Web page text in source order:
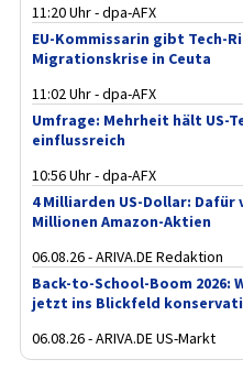
11:20 Uhr - dpa-AFX
EU-Kommissarin gibt Tech-
Migrationskrise in Ceuta
11:02 Uhr - dpa-AFX
Umfrage: Mehrheit hält US-
einflussreich
10:56 Uhr - dpa-AFX
4 Milliarden US-Dollar: Dafür
Millionen Amazon-Aktien
06.08.26 - ARIVA.DE Redaktion
Back-to-School-Boom 2026:
jetzt ins Blickfeld
06.08.26 - ARIVA.DE US-Markt